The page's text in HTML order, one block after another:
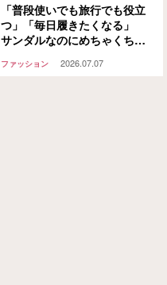
「普段使いでも旅行でも役立
つ」「毎日履きたくなる」
サンダルなのにめちゃくちゃ
ファッション 2026.07.07